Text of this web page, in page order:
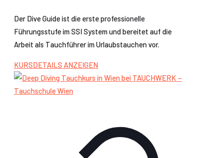
Der Dive Guide ist die erste professionelle
Führungsstufe im SSI System und bereitet auf die
Arbeit als Tauchführer im Urlaubstauchen vor.
KURSDETAILS ANZEIGEN